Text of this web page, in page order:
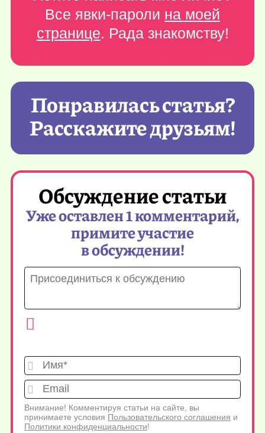
Все явки-пароли на моей
странице. Рада знакомству!
Понравилась статья?
Расскажите друзьям!
Обсуждение статьи
Уже оставлен 1 комментарий,
примите участие
в обсуждении!
Имя*
Внимание! Комментируя статьи на сайте, вы
принимаете условия Пользовательского соглашения и
Политики конфиденциальности!